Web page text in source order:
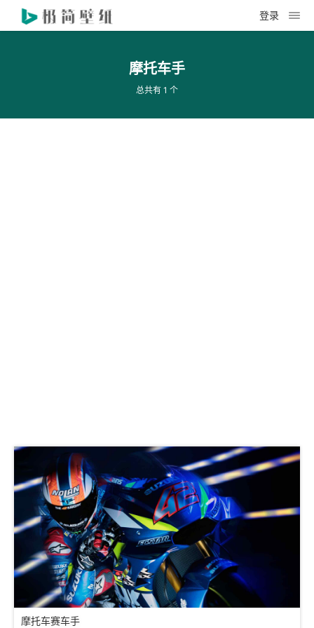
登录
摩托车手
总共有 1 个
摩托车赛车手